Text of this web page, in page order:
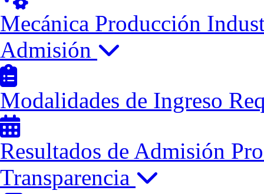
Mecánica Producción
Admisión
Modalidades de Ingreso
Resultados de Admisión
Transparencia